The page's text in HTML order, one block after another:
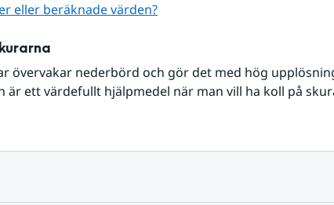
eller beräknade värden?
övervakar nederbörd och gör det med hög
är ett värdefullt hjälpmedel när man vill ha koll på